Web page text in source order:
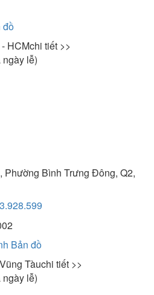
đồ
HCMchi tiết >>
ngày lễ)
Phường Bình Trưng Đông, Q2,
Bản đồ
Tàuchi tiết >>
ngày lễ)